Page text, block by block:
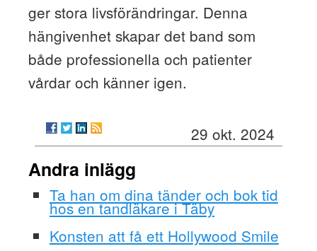
ger stora livsförändringar. Denna
hängivenhet skapar det band som
både professionella och patienter
vårdar och känner igen.
29 okt. 2024
Andra inlägg
Ta han om dina tänder och bok tid
hos en tandläkare i Täby
Konsten att få ett Hollywood Smile